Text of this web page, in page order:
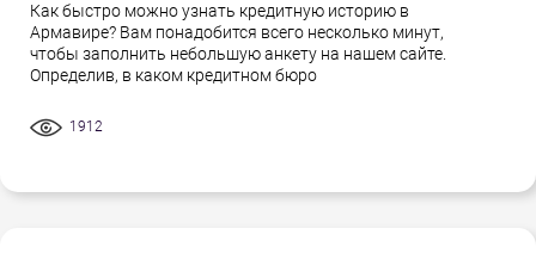
Как быстро можно узнать кредитную историю в
Армавире? Вам понадобится всего несколько минут,
чтобы заполнить небольшую анкету на нашем сайте.
Определив, в каком кредитном бюро
1912